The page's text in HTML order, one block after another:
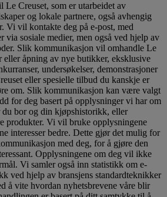
Le Creuset, som er utarbeidet av
og lokale partnere, også avhengig
Vi vil kontakte deg på e-post, med
via sosiale medier, men også ved hjelp av
Slik kommunikasjon vil omhandle Le
eller åpning av nye butikker, eksklusive
undersøkelser, demonstrasjoner
eller spesielle tilbud du kanskje er
om. Slik kommunikasjon kan være valgt
for deg basert på opplysninger vi har om
bor og din kjøpshistorikk, eller
produkter. Vi vil bruke opplysningene
interesser bedre. Dette gjør det mulig for
med deg, for å gjøre den
Opplysningene om deg vil ikke
Vi samler også inn statistikk om e-
ved hjelp av bransjens standardteknikker
å vite hvordan nyhetsbrevene våre blir